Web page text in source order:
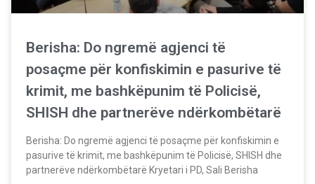
Berisha: Do ngremë agjenci të
posaçme për konfiskimin e pasurive të
krimit, me bashkëpunim të Policisë,
SHISH dhe partnerëve ndërkombëtarë
Berisha: Do ngremë agjenci të posaçme për konfiskimin e
pasurive të krimit, me bashkëpunim të Policisë, SHISH dhe
partnerëve ndërkombëtarë Kryetari i PD, Sali Berisha